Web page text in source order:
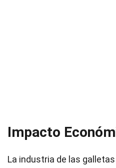
Impacto
La industria de las